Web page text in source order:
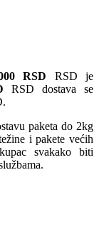
RSD RSD je
RSD dostava se
paketa do 2kg
i pakete većih
svakako biti